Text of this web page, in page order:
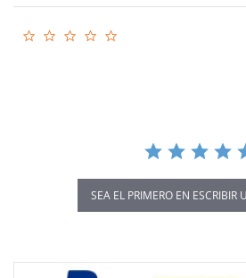
SEA EL PRIMERO EN ESCRIBIR